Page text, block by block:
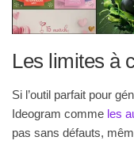
Les limites à
Si l’outil parfait pour
Ideogram comme les
pas sans défauts,